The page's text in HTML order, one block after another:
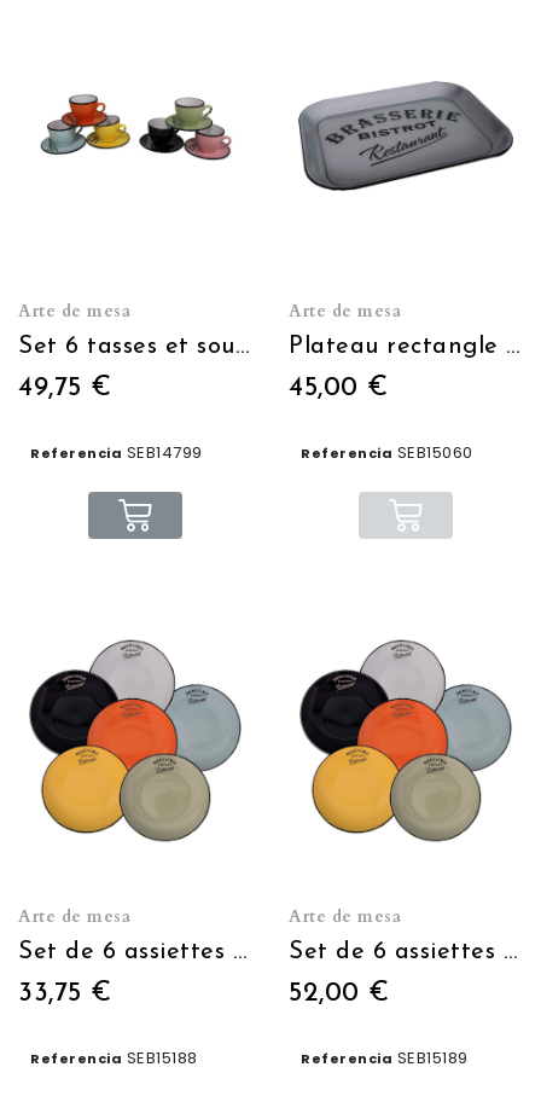
Arte de mesa
Set 6 tasses et sous tasses Espresso
49,75 €
Referencia SEB14799
Arte de mesa
Plateau rectangle Brasserie-Bistrot bleu
45,00 €
Referencia SEB15060
Arte de mesa
Set de 6 assiettes à dessert 6 couleurs diam:21.5 blc/n/j/o/v/bleu
33,75 €
Referencia SEB15188
Arte de mesa
Set de 6 assiettes 6 couleurs diam:27 blc/n/j/o/v/bleu
52,00 €
Referencia SEB15189